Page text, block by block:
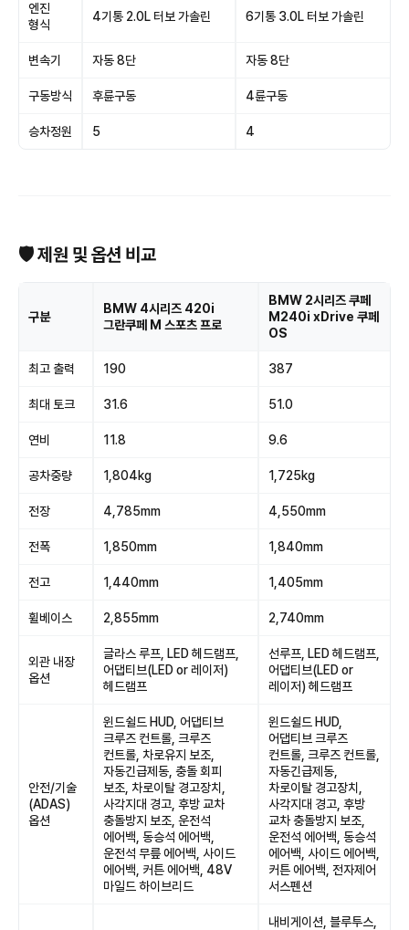
엔진
형식
4기통 2.0L 터보 가솔린 6기통 3.0L 터보 가솔린
변속기 자동 8단 자동 8단
구동방식 후륜구동 4륜구동
승차정원 5 4
🛡 제원 및 옵션 비교
구분
BMW 4시리즈 420i
그란쿠페 M 스포츠 프로
BMW 2시리즈 쿠페
M240i xDrive 쿠페
OS
최고 출력 190 387
최대 토크 31.6 51.0
연비 11.8 9.6
공차중량 1,804kg 1,725kg
전장 4,785mm 4,550mm
전폭 1,850mm 1,840mm
전고 1,440mm 1,405mm
휠베이스 2,855mm 2,740mm
외관 내장
옵션
글라스 루프, LED 헤드램프,
어댑티브(LED or 레이저)
헤드램프
선루프, LED 헤드램프,
어댑티브(LED or
레이저) 헤드램프
안전/기술
(ADAS)
옵션
윈드쉴드 HUD, 어댑티브
크루즈 컨트롤, 크루즈
컨트롤, 차로유지 보조,
자동긴급제동, 충돌 회피
보조, 차로이탈 경고장치,
사각지대 경고, 후방 교차
충돌방지 보조, 운전석
에어백, 동승석 에어백,
운전석 무릎 에어백, 사이드
에어백, 커튼 에어백, 48V
마일드 하이브리드
윈드쉴드 HUD,
어댑티브 크루즈
컨트롤, 크루즈 컨트롤,
자동긴급제동,
차로이탈 경고장치,
사각지대 경고, 후방
교차 충돌방지 보조,
운전석 에어백, 동승석
에어백, 사이드 에어백,
커튼 에어백, 전자제어
서스펜션
내비게이션, 블루투스,